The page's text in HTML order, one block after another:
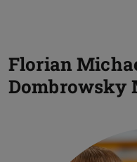
Florian
Dombrowsky